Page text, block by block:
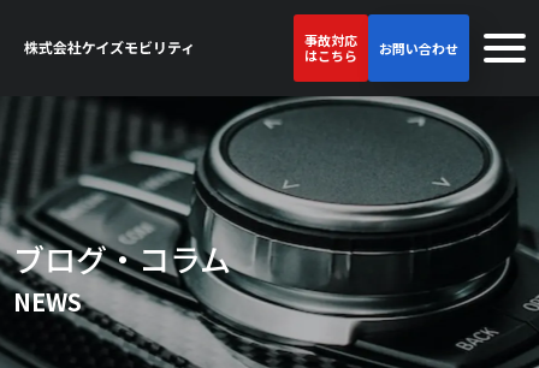
事故対応
はこちら
お問い合わせ
ブログ・コラム
NEWS